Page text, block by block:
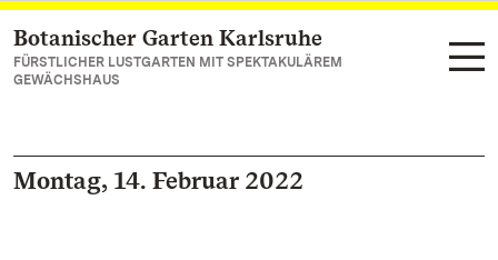
Zum Hauptinhalt springen
Botanischer Garten Karlsruhe
FÜRSTLICHER LUSTGARTEN MIT SPEKTAKULÄREM
GEWÄCHSHAUS
Montag, 14. Februar 2022